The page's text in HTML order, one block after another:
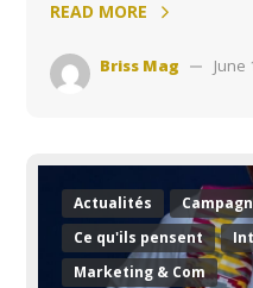
READ MORE
Briss Mag June
Actualités
Ce qu'ils pensent
Marketing & Com